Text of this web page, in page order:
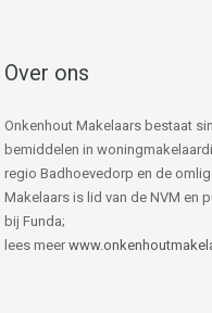
Over ons
Onkenhout Makelaars bestaat
bemiddelen in
regio Badhoevedorp en de
Makelaars is lid van de NVM en
bij Funda;
lees meer